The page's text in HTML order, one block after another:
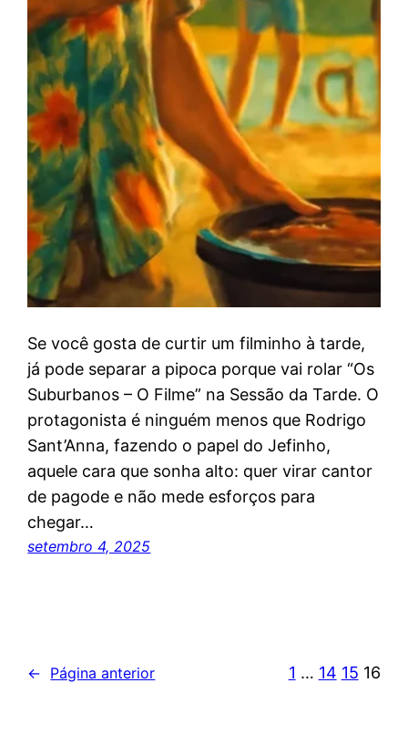
Se você gosta de curtir um filminho à tarde,
já pode separar a pipoca porque vai rolar “Os
Suburbanos – O Filme” na Sessão da Tarde. O
protagonista é ninguém menos que Rodrigo
Sant’Anna, fazendo o papel do Jefinho,
aquele cara que sonha alto: quer virar cantor
de pagode e não mede esforços para
chegar…
setembro 4, 2025
← Página anterior 1 … 14 15 16